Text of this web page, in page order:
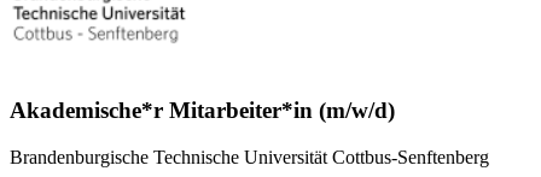
Akademische*r Mitarbeiter*in (m/w/d)
Brandenburgische Technische Universität Cottbus-Senftenberg